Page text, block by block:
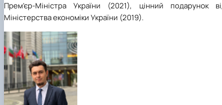
Прем’єр-Міністра України (2021), цінний подарунок
Міністерства економіки України (2019).